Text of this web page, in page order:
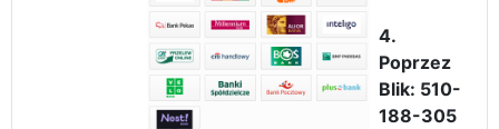
4.
Poprzez
Blik: 510-
188-305